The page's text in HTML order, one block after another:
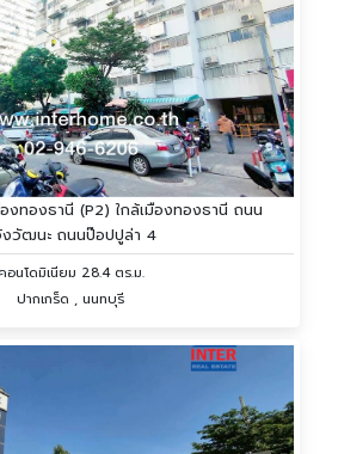
งทองธานี (P2) ใกล้เมืองทองธานี ถนน
วัฒนะ ถนนป๊อปปูล่า 4
อนโดมิเนียม 28.4 ตร.ม.
ปากเกร็ด , นนทบุรี